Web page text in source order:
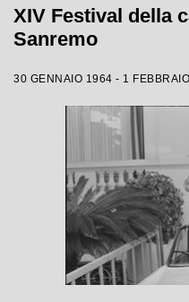
XIV Festival della
Sanremo
30 GENNAIO 1964 - 1